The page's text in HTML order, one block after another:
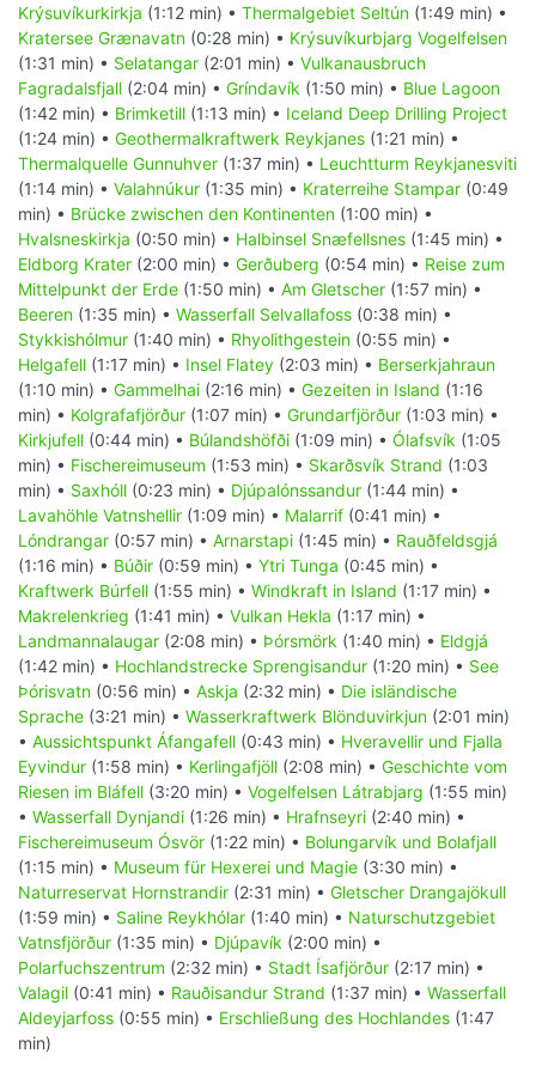
Krýsuvíkurkirkja (1:12 min) • Thermalgebiet Seltún (1:49 min) •
Kratersee Grænavatn (0:28 min) • Krýsuvíkurbjarg Vogelfelsen
(1:31 min) • Selatangar (2:01 min) • Vulkanausbruch
Fagradalsfjall (2:04 min) • Gríndavík (1:50 min) • Blue Lagoon
(1:42 min) • Brimketill (1:13 min) • Iceland Deep Drilling Project
(1:24 min) • Geothermalkraftwerk Reykjanes (1:21 min) •
Thermalquelle Gunnuhver (1:37 min) • Leuchtturm Reykjanesviti
(1:14 min) • Valahnúkur (1:35 min) • Kraterreihe Stampar (0:49
min) • Brücke zwischen den Kontinenten (1:00 min) •
Hvalsneskirkja (0:50 min) • Halbinsel Snæfellsnes (1:45 min) •
Eldborg Krater (2:00 min) • Gerðuberg (0:54 min) • Reise zum
Mittelpunkt der Erde (1:50 min) • Am Gletscher (1:57 min) •
Beeren (1:35 min) • Wasserfall Selvallafoss (0:38 min) •
Stykkishólmur (1:40 min) • Rhyolithgestein (0:55 min) •
Helgafell (1:17 min) • Insel Flatey (2:03 min) • Berserkjahraun
(1:10 min) • Gammelhai (2:16 min) • Gezeiten in Island (1:16
min) • Kolgrafafjörður (1:07 min) • Grundarfjörður (1:03 min) •
Kirkjufell (0:44 min) • Búlandshöfði (1:09 min) • Ólafsvík (1:05
min) • Fischereimuseum (1:53 min) • Skarðsvík Strand (1:03
min) • Saxhóll (0:23 min) • Djúpalónssandur (1:44 min) •
Lavahöhle Vatnshellir (1:09 min) • Malarrif (0:41 min) •
Lóndrangar (0:57 min) • Arnarstapi (1:45 min) • Rauðfeldsgjá
(1:16 min) • Búðir (0:59 min) • Ytri Tunga (0:45 min) •
Kraftwerk Búrfell (1:55 min) • Windkraft in Island (1:17 min) •
Makrelenkrieg (1:41 min) • Vulkan Hekla (1:17 min) •
Landmannalaugar (2:08 min) • Þórsmörk (1:40 min) • Eldgjá
(1:42 min) • Hochlandstrecke Sprengisandur (1:20 min) • See
Þórisvatn (0:56 min) • Askja (2:32 min) • Die isländische
Sprache (3:21 min) • Wasserkraftwerk Blönduvirkjun (2:01 min)
• Aussichtspunkt Áfangafell (0:43 min) • Hveravellir und Fjalla
Eyvindur (1:58 min) • Kerlingafjöll (2:08 min) • Geschichte vom
Riesen im Bláfell (3:20 min) • Vogelfelsen Látrabjarg (1:55 min)
• Wasserfall Dynjandi (1:26 min) • Hrafnseyri (2:40 min) •
Fischereimuseum Ósvör (1:22 min) • Bolungarvík und Bolafjall
(1:15 min) • Museum für Hexerei und Magie (3:30 min) •
Naturreservat Hornstrandir (2:31 min) • Gletscher Drangajökull
(1:59 min) • Saline Reykhólar (1:40 min) • Naturschutzgebiet
Vatnsfjörður (1:35 min) • Djúpavík (2:00 min) •
Polarfuchszentrum (2:32 min) • Stadt Ísafjörður (2:17 min) •
Valagil (0:41 min) • Rauðisandur Strand (1:37 min) • Wasserfall
Aldeyjarfoss (0:55 min) • Erschließung des Hochlandes (1:47
min)